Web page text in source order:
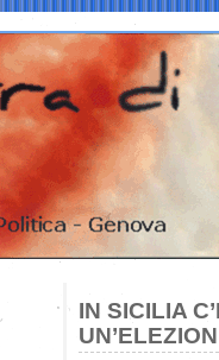
IN SICILIA